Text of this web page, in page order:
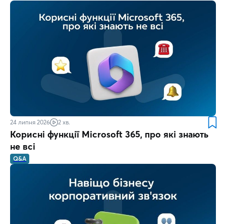
24 липня 2026 2 хв.
Корисні функції Microsoft 365, про які знають
не всі
Q&A